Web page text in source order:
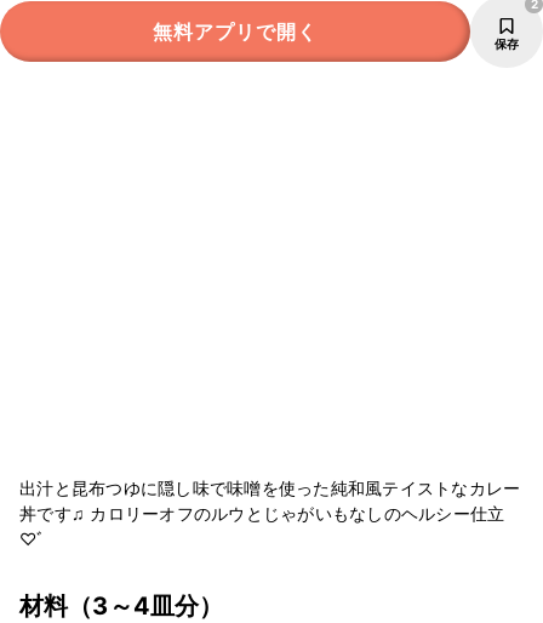
無料アプリで開く 保存
2
出汁と昆布つゆに隠し味で味噌を使った純和風テイストなカレー
丼です♫ カロリーオフのルウとじゃがいもなしのヘルシー仕立
♡ﾞ
材料（3～4皿分）